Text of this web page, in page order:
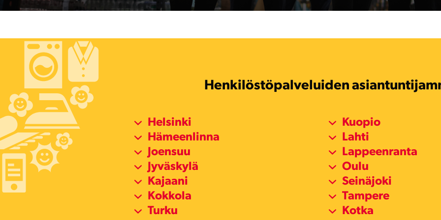
Henkilöstöpalveluiden
Helsinki
Kuopio
Hämeenlinna
Lahti
Joensuu
Lappeenranta
Jyväskylä
Oulu
Kajaani
Seinäjoki
Kokkola
Tampere
Turku
Kotka